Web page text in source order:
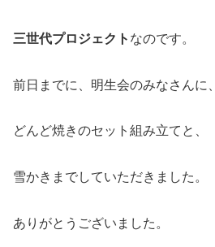
三世代プロジェクト なのです。
前日までに、明生会のみなさんに、
どんど焼きのセット組み立てと、
雪かきまでしていただきました。
ありがとうございました。